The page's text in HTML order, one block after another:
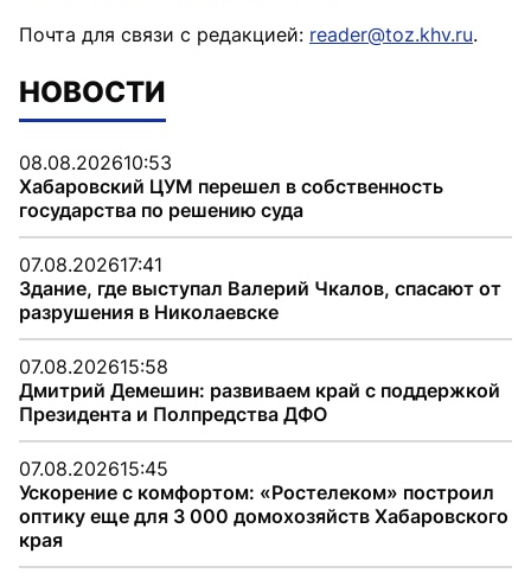
Почта для связи с редакцией: reader@toz.khv.ru.
НОВОСТИ
08.08.202610:53
Хабаровский ЦУМ перешел в собственность
государства по решению суда
07.08.202617:41
Здание, где выступал Валерий Чкалов, спасают от
разрушения в Николаевске
07.08.202615:58
Дмитрий Демешин: развиваем край с поддержкой
Президента и Полпредства ДФО
07.08.202615:45
Ускорение с комфортом: «Ростелеком» построил
оптику еще для 3 000 домохозяйств Хабаровского
края